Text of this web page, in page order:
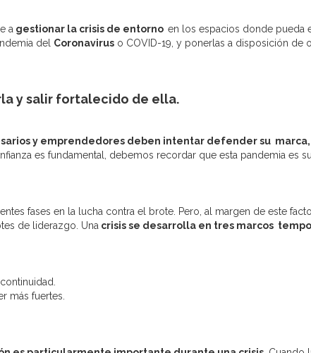
a gestionar la crisis de entorno en los espacios donde pueda
del Coronavirus o COVID-19, y ponerlas a disposición de
y salir fortalecido de ella.
y emprendedores deben intentar defender su
es fundamental, debemos recordar que esta pandemia es
fases en la lucha contra el brote. Pero, al margen de este
de liderazgo. Una crisis se desarrolla en tres marcos
más fuertes.